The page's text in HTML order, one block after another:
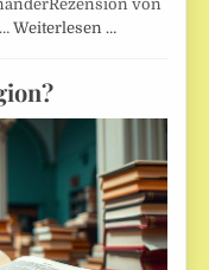
von
Weiterlesen …